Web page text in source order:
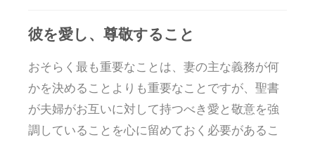
彼を愛し、尊敬すること
おそらく最も重要なことは、妻の主な義務が何
かを決めることよりも重要なことですが、聖書
が夫婦がお互いに対して持つべき愛と敬意を強
調していることを心に留めておく必要があるこ